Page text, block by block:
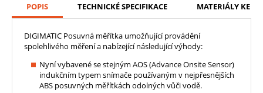
POPIS TECHNICKÉ SPECIFIKACE MATERIÁLY KE
DIGIMATIC Posuvná měřítka umožňující provádění
spolehlivého měření a nabízející následující výhody:
Nyní vybavené se stejným AOS (Advance Onsite Sensor)
indukčním typem snímače používaným v nejpřesnějších
ABS posuvných měřítkách odolných vůči vodě.